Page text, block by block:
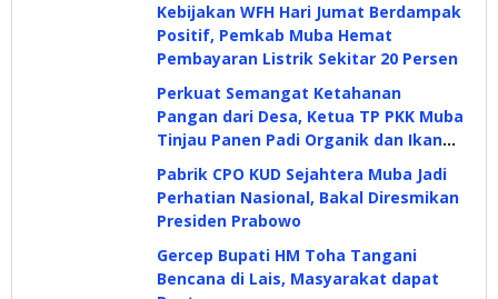
Kebijakan WFH Hari Jumat Berdampak
Positif, Pemkab Muba Hemat
Pembayaran Listrik Sekitar 20 Persen
Perkuat Semangat Ketahanan
Pangan dari Desa, Ketua TP PKK Muba
Tinjau Panen Padi Organik dan Ikan
Nila
Pabrik CPO KUD Sejahtera Muba Jadi
Perhatian Nasional, Bakal Diresmikan
Presiden Prabowo
Gercep Bupati HM Toha Tangani
Bencana di Lais, Masyarakat dapat